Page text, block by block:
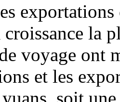
la
voyage ont
et les
soit